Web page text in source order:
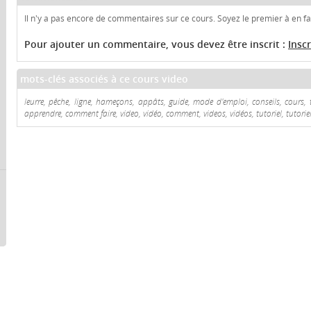
Il n'y a pas encore de commentaires sur ce cours. Soyez le premier à en
Pour ajouter un commentaire, vous devez être inscrit :
mots-clés associés à ce cours video
leurre, pêche, ligne, hameçons, appâts, guide, mode d'emploi, conseils, cours,
apprendre, comment faire, video, vidéo, comment, videos, vidéos, tutoriel,